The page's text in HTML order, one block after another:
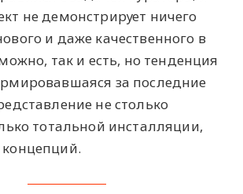
не демонстрирует ничего
и даже качественного в
так и есть, но тенденция
за последние
не столько
тотальной инсталляции,